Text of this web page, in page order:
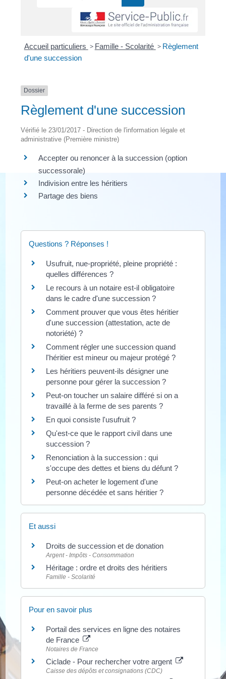
Accueil particuliers > Famille - Scolarité > Règlement
d'une succession
Dossier
Règlement d'une succession
Vérifié le 23/01/2017 - Direction de l'information légale et
administrative (Première ministre)
Accepter ou renoncer à la succession (option
successorale)
Indivision entre les héritiers
Partage des biens
Questions ? Réponses !
Usufruit, nue-propriété, pleine propriété :
quelles différences ?
Le recours à un notaire est-il obligatoire
dans le cadre d'une succession ?
Comment prouver que vous êtes héritier
d'une succession (attestation, acte de
notoriété) ?
Comment régler une succession quand
l'héritier est mineur ou majeur protégé ?
Les héritiers peuvent-ils désigner une
personne pour gérer la succession ?
Peut-on toucher un salaire différé si on a
travaillé à la ferme de ses parents ?
En quoi consiste l'usufruit ?
Qu'est-ce que le rapport civil dans une
succession ?
Renonciation à la succession : qui
s'occupe des dettes et biens du défunt ?
Peut-on acheter le logement d'une
personne décédée et sans héritier ?
Et aussi
Droits de succession et de donation
Argent - Impôts - Consommation
Héritage : ordre et droits des héritiers
Famille - Scolarité
Pour en savoir plus
Portail des services en ligne des notaires
de France
Notaires de France
Ciclade - Pour rechercher votre argent
Caisse des dépôts et consignations (CDC)